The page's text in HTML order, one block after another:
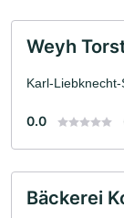
Weyh
Karl-
0.0
Bäckerei